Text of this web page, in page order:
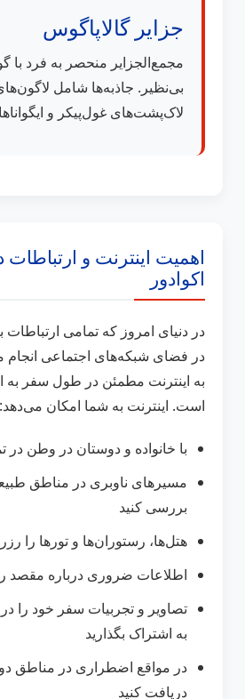
جزایر گالاپاگوس
مجمع‌الجزایر منحصر به فرد با
بی‌نظیر. جاذبه‌ها شامل
لاک‌پشت‌های غول‌پیکر و
اهمیت اینترنت و
اکوادور
در دنیای امروز که تمامی ارتباطات
در فضای شبکه‌های اجتماعی
به اینترنت مطمئن در طول سفر به
است. اینترنت به شما امکان می‌دهد:
با خانواده و دوستان در وطن در
مسیرهای ناوبری در مناطق
بررسی کنید
هتل‌ها، رستوران‌ها و تورها را
اطلاعات ضروری درباره مقصد
تصاویر و تجربیات سفر خود را
به اشتراک بگذارید
در مواقع اضطراری در مناطق
دریافت کنید